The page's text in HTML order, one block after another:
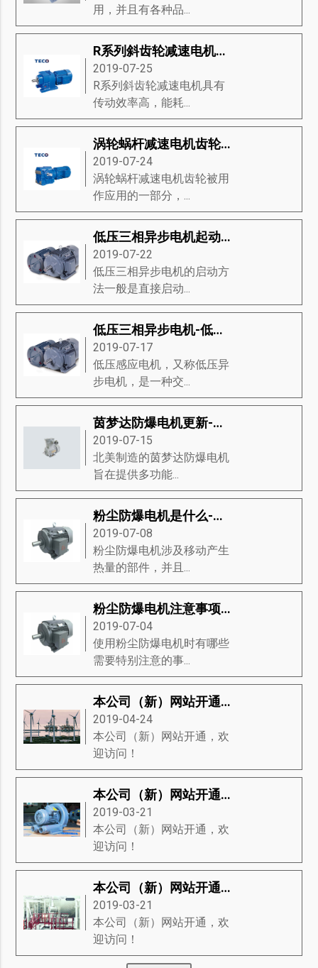
用，并且有各种品...
R系列斜齿轮减速电机是什么-R系列斜齿轮减速电机的标准、旋转机构、注意事项等知识详解
2019-07-25
R系列斜齿轮减速电机具有
传动效率高，能耗...
涡轮蜗杆减速电机齿轮和锥齿轮的优缺点
2019-07-24
涡轮蜗杆减速电机齿轮被用
作应用的一部分，...
低压三相异步电机起动方法-低压三相异步电机启动方式分类、启动图、启动装置等知识详解
2019-07-22
低压三相异步电机的启动方
法一般是直接启动...
低压三相异步电机-低压三相异步电机的结构和图片
2019-07-17
低压感应电机，又称低压异
步电机，是一种交...
茵梦达防爆电机更新-茵梦达防爆电机的新功能
2019-07-15
北美制造的茵梦达防爆电机​
旨在提供多功能...
粉尘防爆电机是什么-掌握粉尘防爆电机的分类、材料组、重要性等知识详解
2019-07-08
粉尘防爆电机涉及移动产生
热量的部件，并且...
粉尘防爆电机注意事项-粉尘防爆电机的分类、代码字母、防爆类型等知识详解
2019-07-04
使用粉尘防爆电机时有哪些
需要特别注意的事...
本公司（新）网站开通，欢迎访问！
2019-04-24
本公司（新）网站开通，欢
迎访问！
本公司（新）网站开通，欢迎访问！
2019-03-21
本公司（新）网站开通，欢
迎访问！
本公司（新）网站开通，欢迎访问！
2019-03-21
本公司（新）网站开通，欢
迎访问！